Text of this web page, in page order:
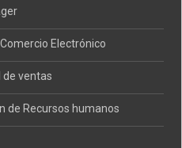
Electrónico
de ventas
de Recursos humanos